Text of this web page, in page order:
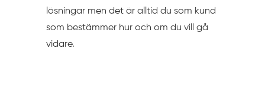
lösningar men det är alltid du som kund
som bestämmer hur och om du vill gå
vidare.